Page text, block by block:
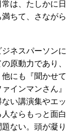
は、たしかに日
ちて、さながら
ネスパーソンに
原動力であり、
にも『聞かせて
インマンさん』
い講演集やエッ
ならもっと面白
ない。頭が凝り